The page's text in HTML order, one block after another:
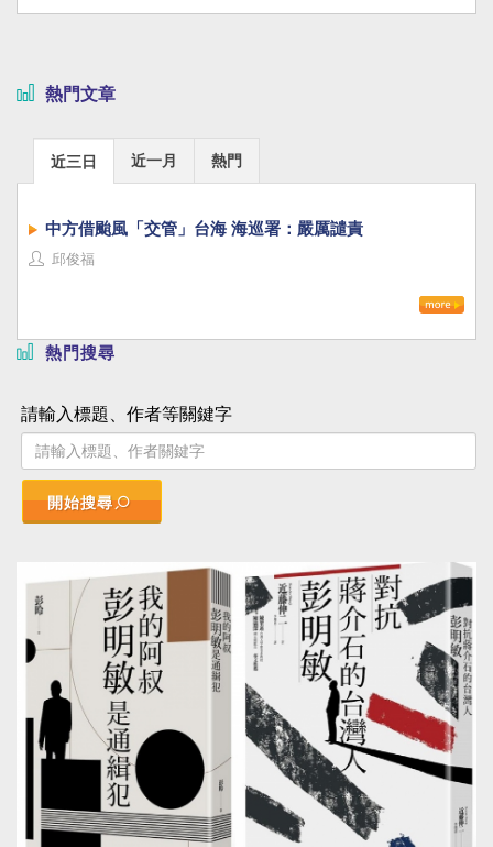
熱門文章
近三日 近一月 熱門
中方借颱風「交管」台海 海巡署：嚴厲譴責
邱俊福
熱門搜尋
請輸入標題、作者等關鍵字
開始搜尋